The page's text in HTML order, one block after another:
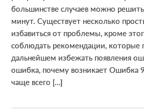
большинстве случаев можно
минут. Существует несколько
избавиться от проблемы, кроме
соблюдать рекомендации, которые
дальнейшем избежать появления
ошибка, почему возникает Ошибка
чаще всего […]